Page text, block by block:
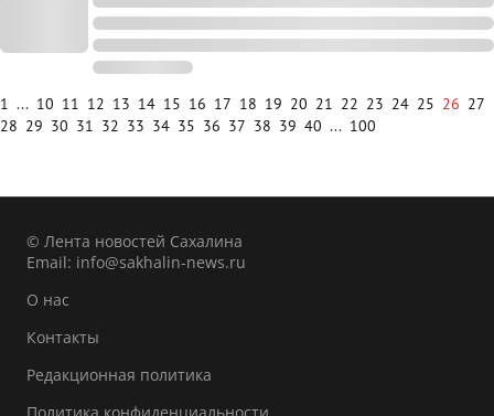
1 ... 10 11 12 13 14 15 16 17 18 19 20 21 22 23 24 25 26 27
28 29 30 31 32 33 34 35 36 37 38 39 40 ... 100
© Лента новостей Сахалина
Email: info@sakhalin-news.ru
О нас
Контакты
Редакционная политика